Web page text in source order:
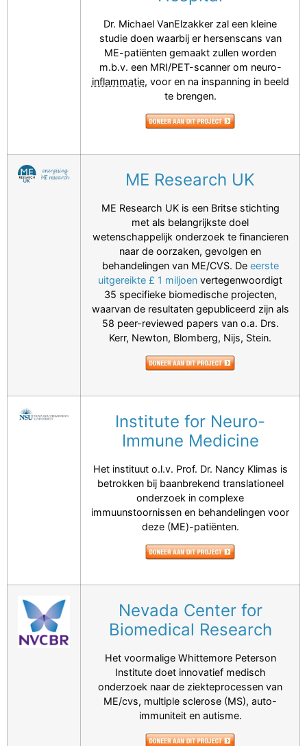
Dr. Michael VanElzakker zal een kleine
studie doen waarbij er hersenscans van
ME-patiënten gemaakt zullen worden
m.b.v. een MRI/PET-scanner om neuro-
inflammatie, voor en na inspanning in beeld
te brengen.
ME Research UK
ME Research UK is een Britse stichting
met als belangrijkste doel
wetenschappelijk onderzoek te financieren
naar de oorzaken, gevolgen en
behandelingen van ME/CVS. De eerste
uitgereikte £ 1 miljoen vertegenwoordigt
35 specifieke biomedische projecten,
waarvan de resultaten gepubliceerd zijn als
58 peer-reviewed papers van o.a. Drs.
Kerr, Newton, Blomberg, Nijs, Stein.
Institute for Neuro-
Immune Medicine
Het instituut o.l.v. Prof. Dr. Nancy Klimas is
betrokken bij baanbrekend translationeel
onderzoek in complexe
immuunstoornissen en behandelingen voor
deze (ME)-patiënten.
Nevada Center for
Biomedical Research
Het voormalige Whittemore Peterson
Institute doet innovatief medisch
onderzoek naar de ziekteprocessen van
ME/cvs, multiple sclerose (MS), auto-
immuniteit en autisme.